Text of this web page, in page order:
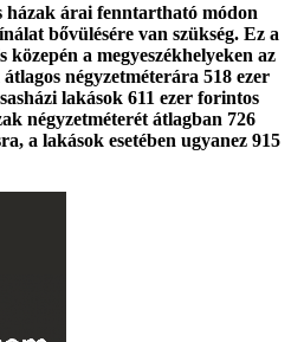
házak árai fenntartható módon
bővülésére van szükség. Ez a
a megyeszékhelyeken az
négyzetméterára 518 ezer
lakások 611 ezer forintos
négyzetméterét átlagban 726
a lakások esetében ugyanez 915